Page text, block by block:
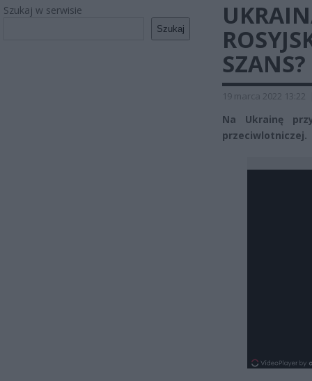
Szukaj w serwisie
Szukaj
SZANS?
19 marca 2022 13:22
Na Ukrainę
przeciwlotniczej.